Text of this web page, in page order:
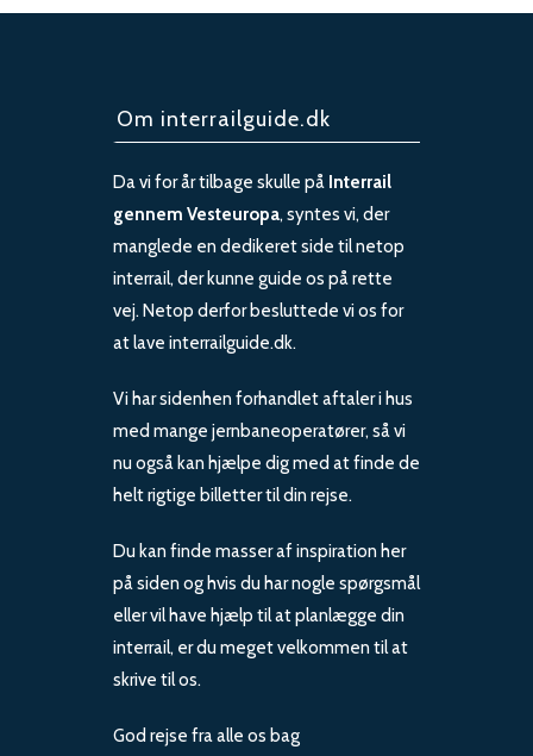
Om interrailguide.dk
Da vi for år tilbage skulle på Interrail
gennem Vesteuropa, syntes vi, der
manglede en dedikeret side til netop
interrail, der kunne guide os på rette
vej. Netop derfor besluttede vi os for
at lave interrailguide.dk.
Vi har sidenhen forhandlet aftaler i hus
med mange jernbaneoperatører, så vi
nu også kan hjælpe dig med at finde de
helt rigtige billetter til din rejse.
Du kan finde masser af inspiration her
på siden og hvis du har nogle spørgsmål
eller vil have hjælp til at planlægge din
interrail, er du meget velkommen til at
skrive til os.
God rejse fra alle os bag